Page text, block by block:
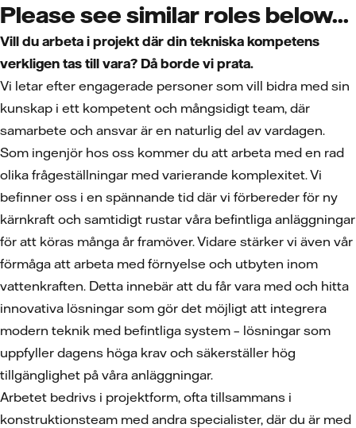
Please see similar roles below...
Vill du arbeta i projekt där din tekniska kompetens
verkligen tas till vara? Då borde vi prata.
Vi letar efter engagerade personer som vill bidra med sin
kunskap i ett kompetent och mångsidigt team, där
samarbete och ansvar är en naturlig del av vardagen.
Som ingenjör hos oss kommer du att arbeta med en rad
olika frågeställningar med varierande komplexitet. Vi
befinner oss i en spännande tid där vi förbereder för ny
kärnkraft och samtidigt rustar våra befintliga anläggningar
för att köras många år framöver. Vidare stärker vi även vår
förmåga att arbeta med förnyelse och utbyten inom
vattenkraften. Detta innebär att du får vara med och hitta
innovativa lösningar som gör det möjligt att integrera
modern teknik med befintliga system – lösningar som
uppfyller dagens höga krav och säkerställer hög
tillgänglighet på våra anläggningar.
Arbetet bedrivs i projektform, ofta tillsammans i
konstruktionsteam med andra specialister, där du är med